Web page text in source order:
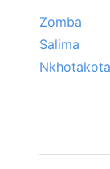
Zomba
Salima
Nkhotakota